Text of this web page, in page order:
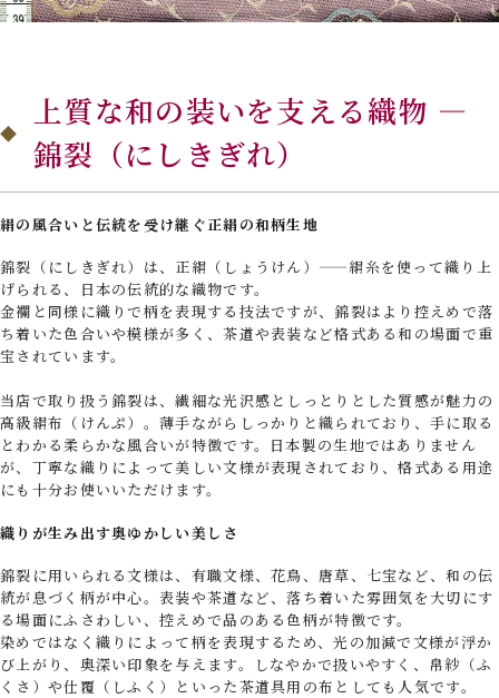
上質な和の装いを支える織物 —
錦裂（にしきぎれ）
絹の風合いと伝統を受け継ぐ正絹の和柄生地
錦裂（にしきぎれ）は、正絹（しょうけん）——絹糸を使って織り上
げられる、日本の伝統的な織物です。
金襴と同様に織りで柄を表現する技法ですが、錦裂はより控えめで落
ち着いた色合いや模様が多く、茶道や表装など格式ある和の場面で重
宝されています。
当店で取り扱う錦裂は、繊細な光沢感としっとりとした質感が魅力の
高級絹布（けんぷ）。薄手ながらしっかりと織られており、手に取る
とわかる柔らかな風合いが特徴です。日本製の生地ではありません
が、丁寧な織りによって美しい文様が表現されており、格式ある用途
にも十分お使いいただけます。
織りが生み出す奥ゆかしい美しさ
錦裂に用いられる文様は、有職文様、花鳥、唐草、七宝など、和の伝
統が息づく柄が中心。表装や茶道など、落ち着いた雰囲気を大切にす
る場面にふさわしい、控えめで品のある色柄が特徴です。
染めではなく織りによって柄を表現するため、光の加減で文様が浮か
び上がり、奥深い印象を与えます。しなやかで扱いやすく、帛紗（ふ
くさ）や仕覆（しふく）といった茶道具用の布としても人気です。